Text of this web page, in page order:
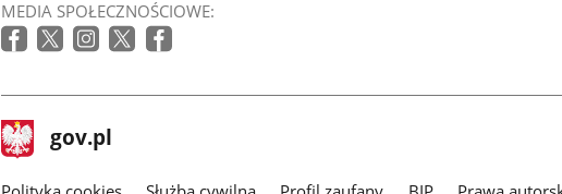
MEDIA SPOŁECZNOŚCIOWE:
stopka
gov.pl Strona
gov.pl